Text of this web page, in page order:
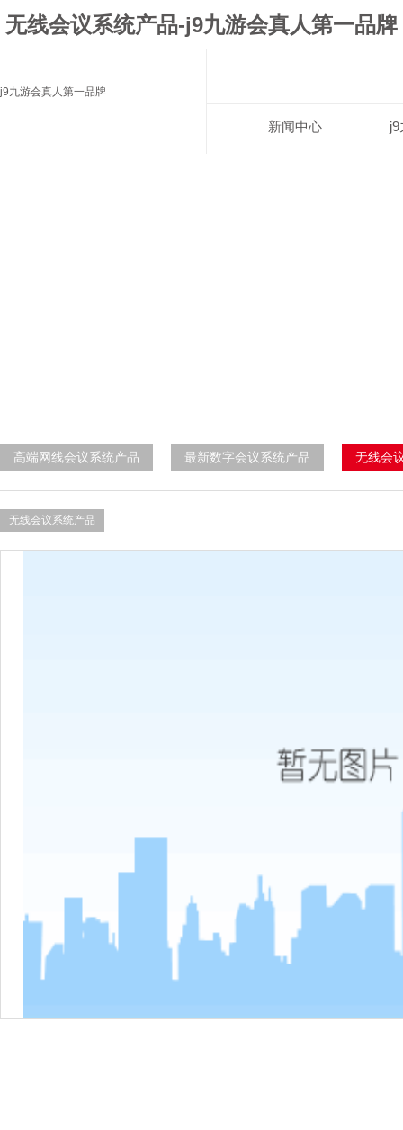
无线会议系统产品-j9九游会真人第一品牌
j9九游会真人第一品牌
新闻中心
高端网线会议系统产品 最新数字会议系统产品 无线会
无线会议系统产品